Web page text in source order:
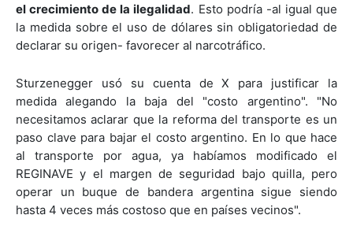
el crecimiento de la ilegalidad. Esto podría -al igual que
la medida sobre el uso de dólares sin obligatoriedad de
declarar su origen- favorecer al narcotráfico.
Sturzenegger usó su cuenta de X para justificar la
medida alegando la baja del "costo argentino". "No
necesitamos aclarar que la reforma del transporte es un
paso clave para bajar el costo argentino. En lo que hace
al transporte por agua, ya habíamos modificado el
REGINAVE y el margen de seguridad bajo quilla, pero
operar un buque de bandera argentina sigue siendo
hasta 4 veces más costoso que en países vecinos".